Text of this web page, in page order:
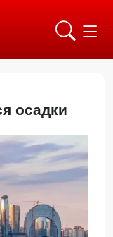
осадки